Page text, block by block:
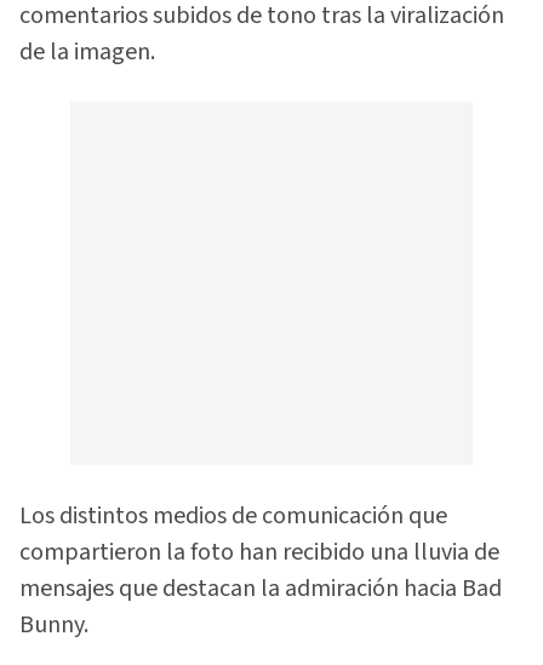
comentarios subidos de tono tras la viralización
de la imagen.
Los distintos medios de comunicación que
compartieron la foto han recibido una lluvia de
mensajes que destacan la admiración hacia Bad
Bunny.